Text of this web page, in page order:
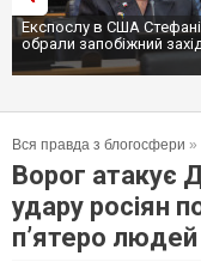
Експослу в США
обрали запобіжний
Вся правда з блогосфери »
Ворог атакує
удару росіян
пʼятеро людей